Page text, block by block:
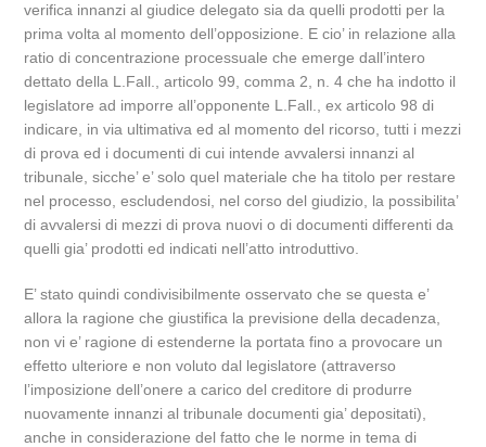
verifica innanzi al giudice delegato sia da quelli prodotti per la
prima volta al momento dell’opposizione. E cio’ in relazione alla
ratio di concentrazione processuale che emerge dall’intero
dettato della L.Fall., articolo 99, comma 2, n. 4 che ha indotto il
legislatore ad imporre all’opponente L.Fall., ex articolo 98 di
indicare, in via ultimativa ed al momento del ricorso, tutti i mezzi
di prova ed i documenti di cui intende avvalersi innanzi al
tribunale, sicche’ e’ solo quel materiale che ha titolo per restare
nel processo, escludendosi, nel corso del giudizio, la possibilita’
di avvalersi di mezzi di prova nuovi o di documenti differenti da
quelli gia’ prodotti ed indicati nell’atto introduttivo.
E’ stato quindi condivisibilmente osservato che se questa e’
allora la ragione che giustifica la previsione della decadenza,
non vi e’ ragione di estenderne la portata fino a provocare un
effetto ulteriore e non voluto dal legislatore (attraverso
l’imposizione dell’onere a carico del creditore di produrre
nuovamente innanzi al tribunale documenti gia’ depositati),
anche in considerazione del fatto che le norme in tema di